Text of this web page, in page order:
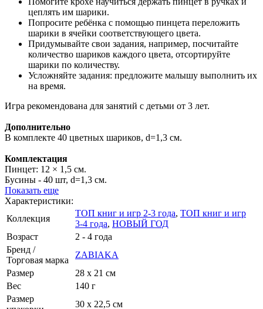
цеплять им шарики.
Попросите ребёнка с помощью пинцета переложить
шарики в ячейки соответствующего цвета.
Придумывайте свои задания, например, посчитайте
количество шариков каждого цвета, отсортируйте
шарики по количеству.
Усложняйте задания: предложите малышу выполнить их
на время.
Игра рекомендована для занятий с детьми от 3 лет.
Дополнительно
В комплекте 40 цветных шариков, d=1,3 см.
Комплектация
Пинцет: 12 × 1,5 см.
Бусины - 40 шт, d=1,3 см.
Показать еще
Характеристики:
Коллекция
ТОП книг и игр 2-3 года, ТОП книг и игр
3-4 года, НОВЫЙ ГОД
Возраст
2 - 4 года
Бренд /
Торговая марка
ZABIAKA
Размер
28 х 21 см
Вес
140 г
Размер
30 х 22,5 см